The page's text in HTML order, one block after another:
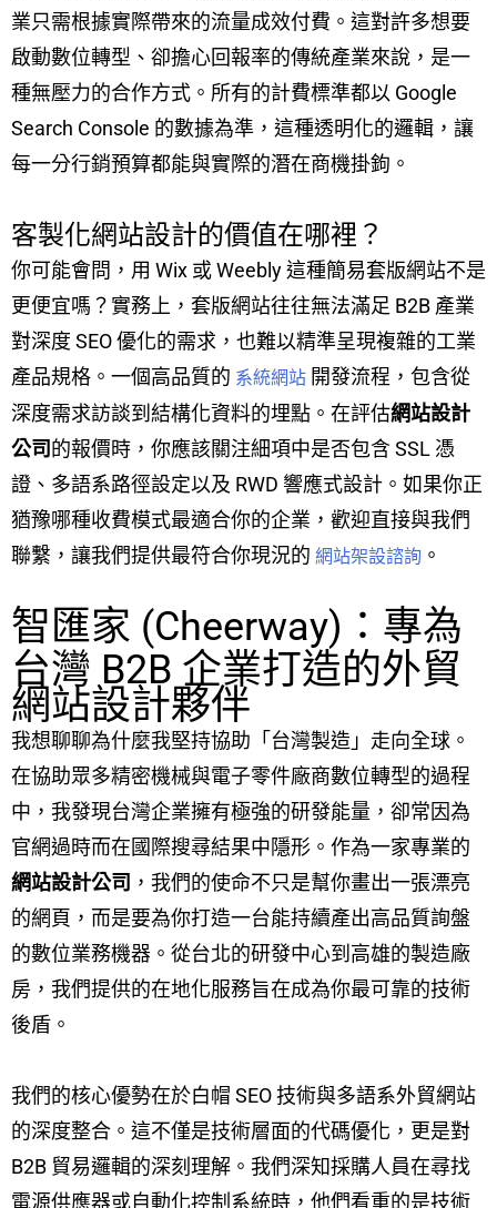
業只需根據實際帶來的流量成效付費。這對許多想要
啟動數位轉型、卻擔心回報率的傳統產業來說，是一
種無壓力的合作方式。所有的計費標準都以 Google
Search Console 的數據為準，這種透明化的邏輯，讓
每一分行銷預算都能與實際的潛在商機掛鉤。
客製化網站設計的價值在哪裡？
你可能會問，用 Wix 或 Weebly 這種簡易套版網站不是
更便宜嗎？實務上，套版網站往往無法滿足 B2B 產業
對深度 SEO 優化的需求，也難以精準呈現複雜的工業
產品規格。一個高品質的 系統網站 開發流程，包含從
深度需求訪談到結構化資料的埋點。在評估網站設計
公司的報價時，你應該關注細項中是否包含 SSL 憑
證、多語系路徑設定以及 RWD 響應式設計。如果你正
猶豫哪種收費模式最適合你的企業，歡迎直接與我們
聯繫，讓我們提供最符合你現況的 網站架設諮詢 。
智匯家 (Cheerway)：專為
台灣 B2B 企業打造的外貿
網站設計夥伴
我想聊聊為什麼我堅持協助「台灣製造」走向全球。
在協助眾多精密機械與電子零件廠商數位轉型的過程
中，我發現台灣企業擁有極強的研發能量，卻常因為
官網過時而在國際搜尋結果中隱形。作為一家專業的
網站設計公司 ，我們的使命不只是幫你畫出一張漂亮
的網頁，而是要為你打造一台能持續產出高品質詢盤
的數位業務機器。從台北的研發中心到高雄的製造廠
房，我們提供的在地化服務旨在成為你最可靠的技術
後盾。
我們的核心優勢在於白帽 SEO 技術與多語系外貿網站
的深度整合。這不僅是技術層面的代碼優化，更是對
B2B 貿易邏輯的深刻理解。我們深知採購人員在尋找
電源供應器或自動化控制系統時，他們看重的是技術